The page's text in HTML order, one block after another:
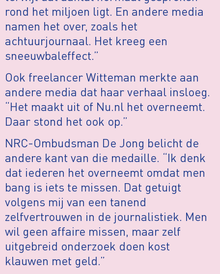
rond het miljoen ligt. En andere media
namen het over, zoals het
achtuurjournaal. Het kreeg een
sneeuwbaleffect.”
Ook freelancer Witteman merkte aan
andere media dat haar verhaal insloeg.
“Het maakt uit of Nu.nl het overneemt.
Daar stond het ook op.”
NRC-Ombudsman De Jong belicht de
andere kant van die medaille. “Ik denk
dat iederen het overneemt omdat men
bang is iets te missen. Dat getuigt
volgens mij van een tanend
zelfvertrouwen in de journalistiek. Men
wil geen affaire missen, maar zelf
uitgebreid onderzoek doen kost
klauwen met geld.”